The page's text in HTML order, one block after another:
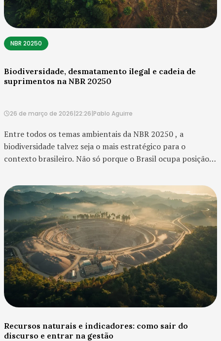
NBR 20250
Biodiversidade, desmatamento ilegal e cadeia de
suprimentos na NBR 20250
26 de março de 2026|22:26|Pablo Aguirre
Entre todos os temas ambientais da NBR 20250 , a
biodiversidade talvez seja o mais estratégico para o
contexto brasileiro. Não só porque o Brasil ocupa posição
biodive...
Recursos naturais e indicadores: como sair do
discurso e entrar na gestão